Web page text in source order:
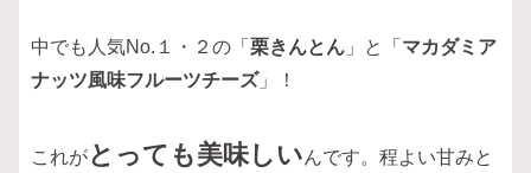
中でも人気No.１・２の「 栗きんとん 」と「 マカダミア
ナッツ風味フルーツチーズ」！
これがとっても美味しいんです。程よい甘みと